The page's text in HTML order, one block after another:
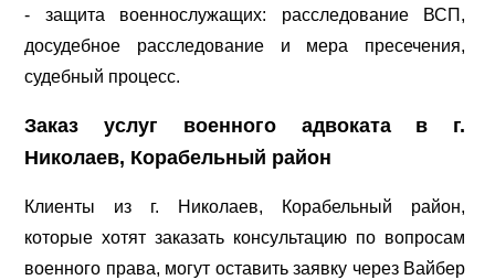
- защита военнослужащих: расследование ВСП,
досудебное расследование и мера пресечения,
судебный процесс.
Заказ услуг военного адвоката в г.
Николаев, Корабельный район
Клиенты из г. Николаев, Корабельный район,
которые хотят заказать консультацию по вопросам
военного права, могут оставить заявку через Вайбер